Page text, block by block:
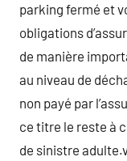
parking fermé et
obligations
de manière
au niveau de
non payé par
ce titre le reste à
de sinistre